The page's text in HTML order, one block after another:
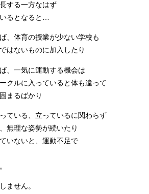
する一方なはず
るとなると…
、体育の授業が少ない学校も
はないものに加入したり
、一気に運動する機会は
クルに入っていると体も違って
まるばかり
ている、立っているに関わらず
無理な姿勢が続いたり
いないと、運動不足で
ません。